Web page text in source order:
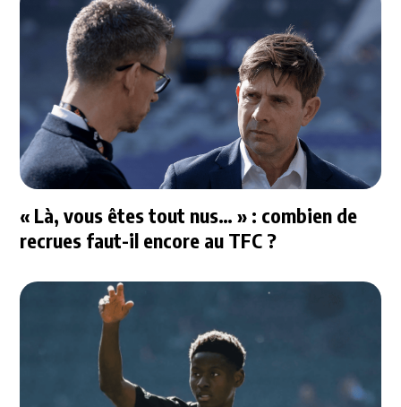
« Là, vous êtes tout nus… » : combien de
recrues faut-il encore au TFC ?